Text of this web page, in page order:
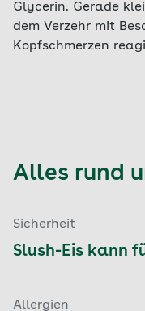
Glycerin. Gerade
dem Verzehr mit
Kopfschmerzen
Alles rund
Sicherheit
Slush-Eis kann
Allergien